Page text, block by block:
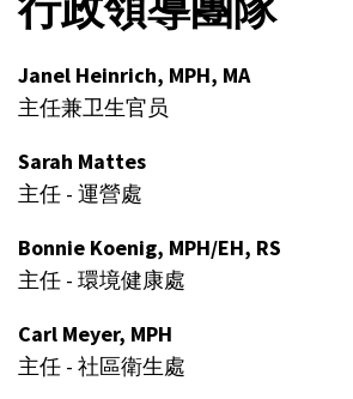
Janel Heinrich, MPH, MA
主任兼卫生官员
Sarah Mattes
主任 - 運營處
Bonnie Koenig, MPH/EH, RS
主任 - 環境健康處
Carl Meyer, MPH
主任 - 社區衛生處